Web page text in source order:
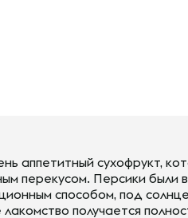
аппетитный сухофрукт,
перекусом. Персики были
способом, под
получается